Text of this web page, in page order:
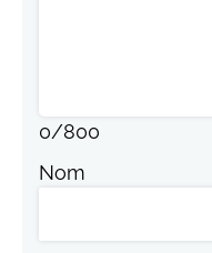
0/800
Nom